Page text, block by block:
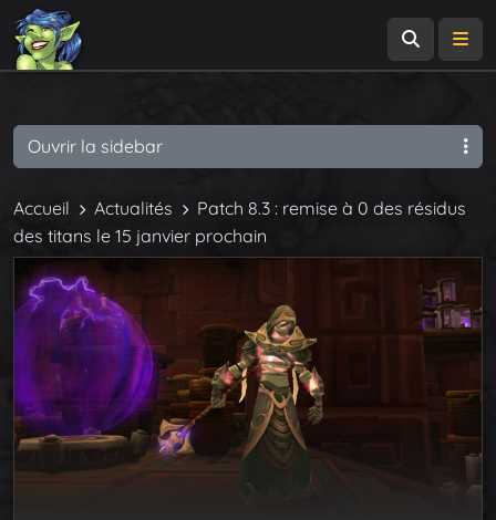
Accueil Actualités
Patch 8.3 : remise à 0 des résidus
des titans le 15 janvier prochain
Ouvrir la sidebar